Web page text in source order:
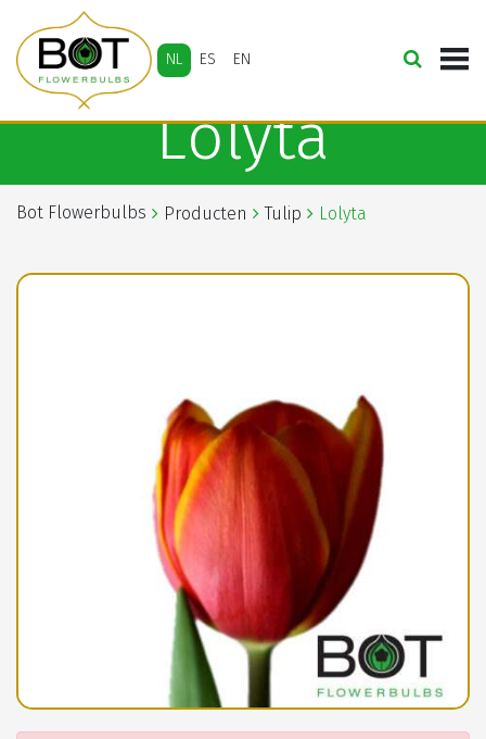
NL ES EN
Lolyta
Bot Flowerbulbs Producten Tulip Lolyta